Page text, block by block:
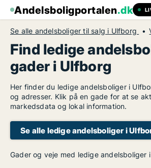
Andelsboligportalen.dk
Se alle andelsboliger til salg i Ulfborg
Find ledige
gader i Ulfborg
Her finder du ledige andelsboliger i
og adresser. Klik på en gade for at se
markedsdata og lokal information.
Se alle ledige andelsboliger i
Gader og veje med ledige andelsboliger